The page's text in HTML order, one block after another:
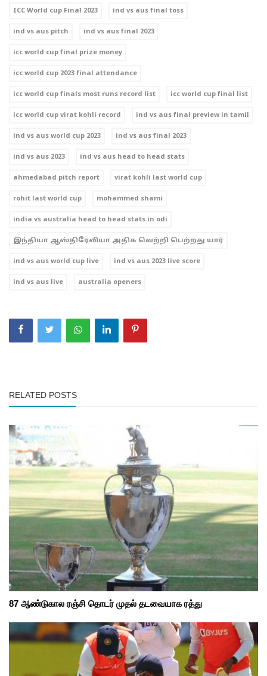
ICC World cup Final 2023 ind vs aus final toss
ind vs aus pitch ind vs aus final 2023
icc world cup final prize money
icc world cup 2023 final attendance
icc world cup finals most runs record list icc world cup final list
icc world cup virat kohli record ind vs aus final preview in tamil
ind vs aus world cup 2023 ind vs aus final 2023
ind vs aus 2023 ind vs aus head to head stats
ahmedabad pitch report virat kohli last world cup
rohit last world cup mohammed shami
india vs australia head to head stats in odi
இந்தியா ஆஸ்திரேலியா அதிக வெற்றி பெற்றது யார்
ind vs aus world cup live ind vs aus 2023 live score
ind vs aus live australia openers
RELATED POSTS
87 ஆண்டுகால ரஞ்சி தொடர் முதல் தடவையாக ரத்து